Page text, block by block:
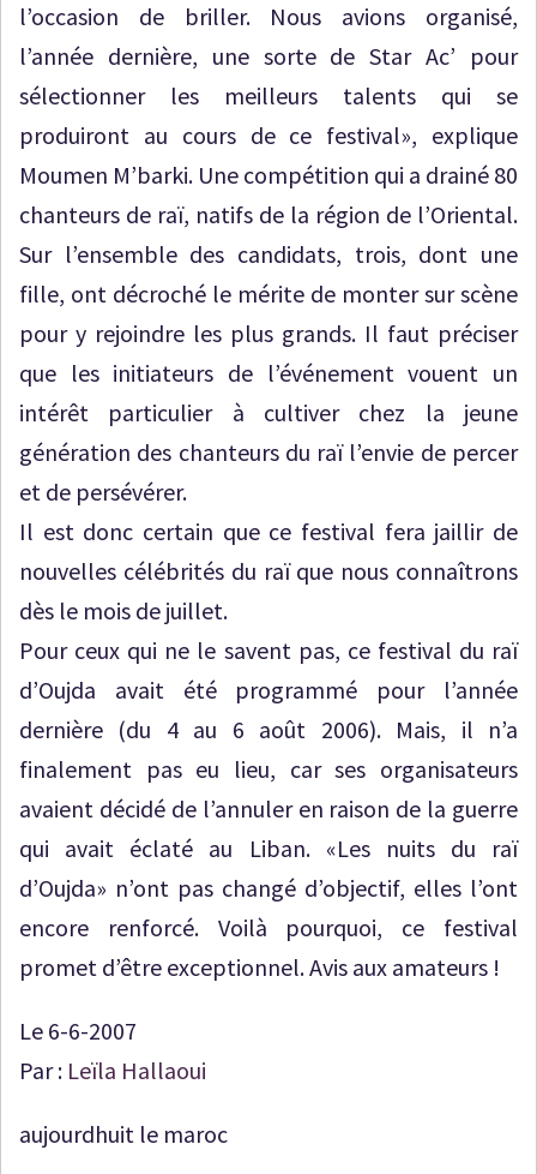
l’occasion de briller. Nous avions organisé,
l’année dernière, une sorte de Star Ac’ pour
sélectionner les meilleurs talents qui se
produiront au cours de ce festival», explique
Moumen M’barki. Une compétition qui a drainé 80
chanteurs de raï, natifs de la région de l’Oriental.
Sur l’ensemble des candidats, trois, dont une
fille, ont décroché le mérite de monter sur scène
pour y rejoindre les plus grands. Il faut préciser
que les initiateurs de l’événement vouent un
intérêt particulier à cultiver chez la jeune
génération des chanteurs du raï l’envie de percer
et de persévérer.
Il est donc certain que ce festival fera jaillir de
nouvelles célébrités du raï que nous connaîtrons
dès le mois de juillet.
Pour ceux qui ne le savent pas, ce festival du raï
d’Oujda avait été programmé pour l’année
dernière (du 4 au 6 août 2006). Mais, il n’a
finalement pas eu lieu, car ses organisateurs
avaient décidé de l’annuler en raison de la guerre
qui avait éclaté au Liban. «Les nuits du raï
d’Oujda» n’ont pas changé d’objectif, elles l’ont
encore renforcé. Voilà pourquoi, ce festival
promet d’être exceptionnel. Avis aux amateurs !
Le 6-6-2007
Par : Leïla Hallaoui
aujourdhuit le maroc